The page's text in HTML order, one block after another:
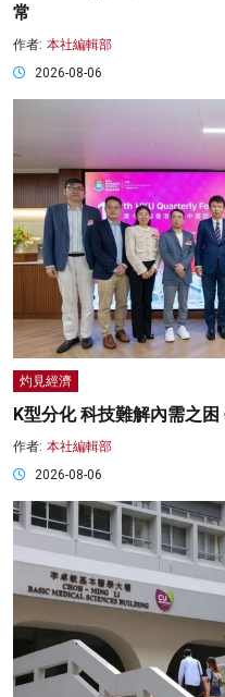
常
作者: 本社編輯部
2026-08-06
灼見經濟
K型分化 科技難解內需之
作者: 本社編輯部
2026-08-06